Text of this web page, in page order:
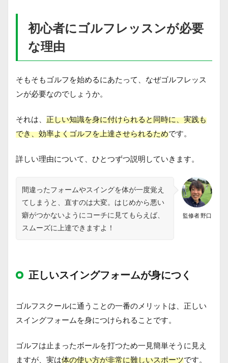
初心者にゴルフレッスンが必要
な理由
そもそもゴルフを始めるにあたって、なぜゴルフレッス
ンが必要なのでしょうか。
それは、 正しい知識を身に付けられると同時に、実践も
でき、効率よくゴルフを上達させられるためです。
詳しい理由について、ひとつずつ説明していきます。
監修者 野口
間違ったフォームやスイングを体が一度覚え
てしまうと、直すのは大変。はじめから悪い
癖がつかないようにコーチに見てもらえば、
スムーズに上達できますよ！
正しいスイングフォームが身につく
ゴルフスクールに通うことの一番のメリットは、正しい
スイングフォームを身につけられることです。
ゴルフは止まったボールを打つため一見簡単そうに見え
ますが、実は体の使い方が非常に難しいスポーツです。